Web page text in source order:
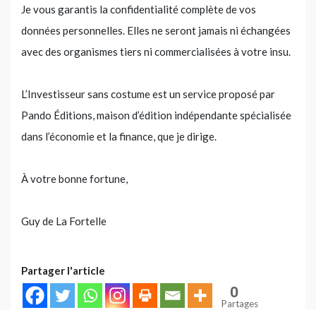
Je vous garantis la confidentialité complète de vos
données personnelles. Elles ne seront jamais ni échangées
avec des organismes tiers ni commercialisées à votre insu.
L’Investisseur sans costume est un service proposé par
Pando Éditions, maison d’édition indépendante spécialisée
dans l’économie et la finance, que je dirige.
À votre bonne fortune,
Guy de La Fortelle
Partager l'article
0
Partages